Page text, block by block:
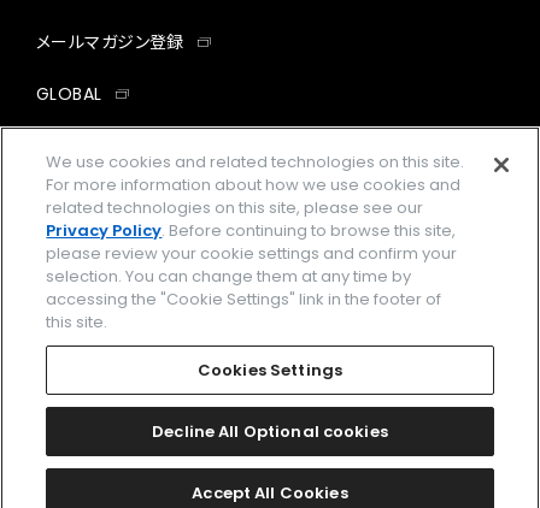
メールマガジン登録
GLOBAL
facebookinstagramtwitter
企業情報 ご利用規約
プライバシーポリシー Cookies Settings
Amazon PayはAmazon.com, Inc.またはその関連会社の商標です。
2026 CITIZEN WATCH CO., LTD.
We use cookies and related technologies on this site.
For more information about how we use cookies and
related technologies on this site, please see our
Privacy Policy. Before continuing to browse this site,
please review your cookie settings and confirm your
selection. You can change them at any time by
accessing the "Cookie Settings" link in the footer of
this site.
Cookies Settings
Decline All Optional cookies
Accept All Cookies